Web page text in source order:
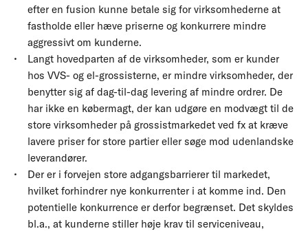
efter en fusion kunne betale sig for virksomhederne at
fastholde eller hæve priserne og konkurrere mindre
aggressivt om kunderne.
Langt hovedparten af de virksomheder, som er kunder
hos VVS- og el-grossisterne, er mindre virksomheder, der
benytter sig af dag-til-dag levering af mindre ordrer. De
har ikke en købermagt, der kan udgøre en modvægt til de
store virksomheder på grossistmarkedet ved fx at kræve
lavere priser for store partier eller søge mod udenlandske
leverandører.
Der er i forvejen store adgangsbarrierer til markedet,
hvilket forhindrer nye konkurrenter i at komme ind. Den
potentielle konkurrence er derfor begrænset. Det skyldes
bl.a., at kunderne stiller høje krav til serviceniveau,